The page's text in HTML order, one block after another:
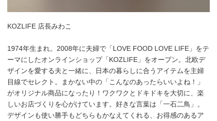
KOZLIFE 店長みわこ
1974年生まれ。2008年に夫婦で「LOVE FOOD LOVE LIFE」をテ
ーマにしたオンラインショップ「KOZLIFE」をオープン。北欧デ
ザインを愛する夫と一緒に、日本の暮らしに合うアイテムを主婦
目線でセレクト。まかない中の「こんなのあったらいいよね！」
がオリジナル商品になったり！ワクワクとドキドキを大切に、楽
しいお店づくりを心がけています。好きな言葉は「一石二鳥」。
デザインも使い勝手もどちらもかなえてくれる、お得感のあるア